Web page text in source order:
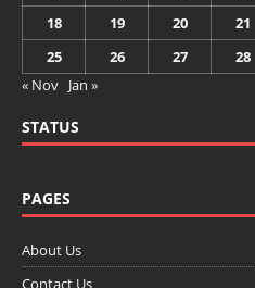
18
19 20 21
25
26 27 28
« Nov Jan »
STATUS
PAGES
About Us
Contact Us